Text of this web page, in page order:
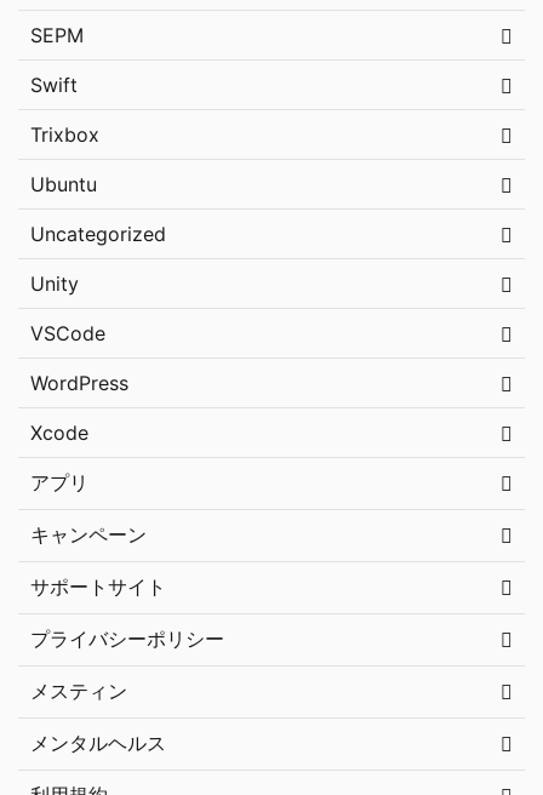
SEPM
Swift
Trixbox
Ubuntu
Uncategorized
Unity
VSCode
WordPress
Xcode
アプリ
キャンペーン
サポートサイト
プライバシーポリシー
メスティン
メンタルヘルス